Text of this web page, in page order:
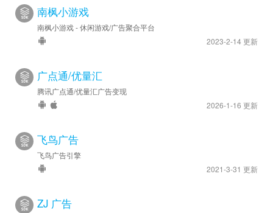
南枫小游戏
南枫小游戏 - 休闲游戏/广告聚合平台
2023-2-14 更新
广点通/优量汇
腾讯广点通/优量汇广告变现
2026-1-16 更新
飞鸟广告
飞鸟广告引擎
2021-3-31 更新
ZJ 广告